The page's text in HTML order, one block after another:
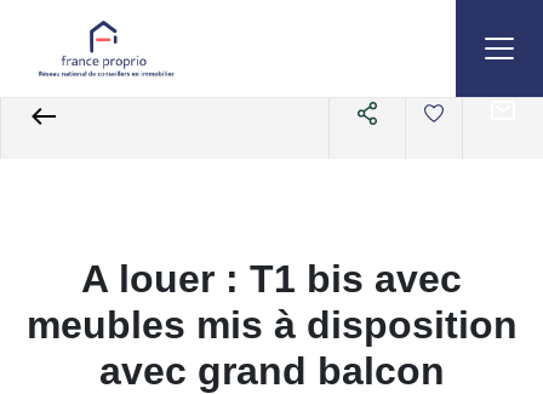
Appartements Référence G4991
A louer : T1 bis avec
meubles mis à disposition
avec grand balcon